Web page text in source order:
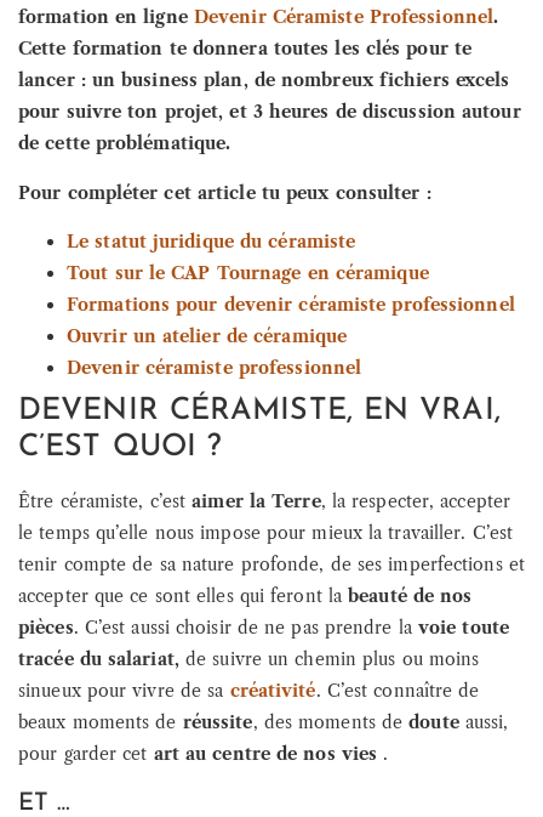
formation en ligne Devenir Céramiste Professionnel.
Cette formation te donnera toutes les clés pour te
lancer : un business plan, de nombreux fichiers excels
pour suivre ton projet, et 3 heures de discussion autour
de cette problématique.
Pour compléter cet article tu peux consulter :
Le statut juridique du céramiste
Tout sur le CAP Tournage en céramique
Formations pour devenir céramiste professionnel
Ouvrir un atelier de céramique
Devenir céramiste professionnel
DEVENIR CÉRAMISTE, EN VRAI,
C’EST QUOI ?
Être céramiste, c’est aimer la Terre, la respecter, accepter
le temps qu’elle nous impose pour mieux la travailler. C’est
tenir compte de sa nature profonde, de ses imperfections et
accepter que ce sont elles qui feront labeauté de nos
pièces. C’est aussi choisir de ne pas prendre la voie toute
tracée du salariat,de suivre un chemin plus ou moins
sinueux pour vivre de sa créativité. C’est connaître de
beaux moments de réussite, des moments dedouteaussi,
pour garder cet art au centre de nos vies .
ET …